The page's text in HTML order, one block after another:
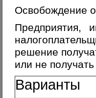
Освобождение
Предприятия,
решение
или не получать
Варианты